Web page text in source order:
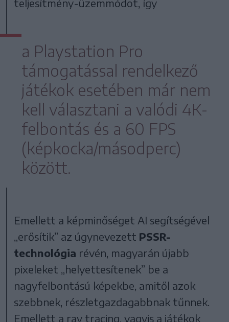
teljesítmény-üzemmódot, így
a Playstation Pro
támogatással rendelkező
játékok esetében már nem
kell választani a valódi 4K-
felbontás és a 60 FPS
(képkocka/másodperc)
között.
Emellett a képminőséget AI segítségével
„erősítik” az úgynevezett PSSR-
technológia révén, magyarán újabb
pixeleket „helyettesítenek” be a
nagyfelbontású képekbe, amitől azok
szebbnek, részletgazdagabbnak tűnnek.
Emellett a ray tracing, vagyis a játékok